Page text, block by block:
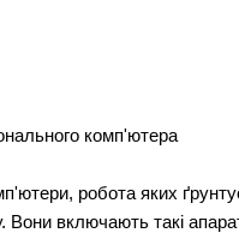
комп'ютера
робота яких
Вони включають такі